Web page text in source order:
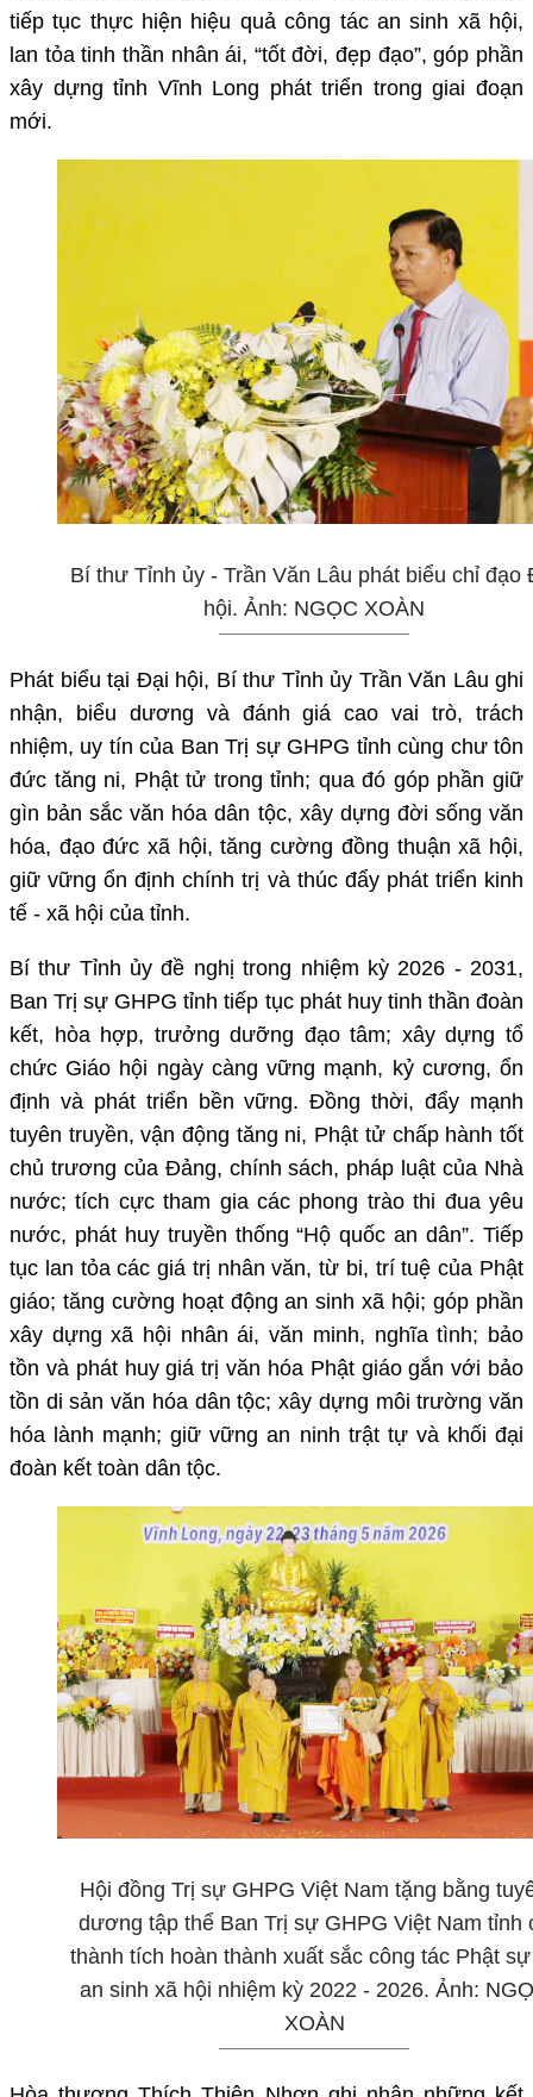
tiếp tục thực hiện hiệu quả công tác an sinh xã hội,
lan tỏa tinh thần nhân ái, “tốt đời, đẹp đạo”, góp phần
xây dựng tỉnh Vĩnh Long phát triển trong giai đoạn
mới.
Bí thư Tỉnh ủy - Trần Văn Lâu phát biểu chỉ đạo
hội. Ảnh: NGỌC XOÀN
Phát biểu tại Đại hội, Bí thư Tỉnh ủy Trần Văn Lâu ghi
nhận, biểu dương và đánh giá cao vai trò, trách
nhiệm, uy tín của Ban Trị sự GHPG tỉnh cùng chư tôn
đức tăng ni, Phật tử trong tỉnh; qua đó góp phần giữ
gìn bản sắc văn hóa dân tộc, xây dựng đời sống văn
hóa, đạo đức xã hội, tăng cường đồng thuận xã hội,
giữ vững ổn định chính trị và thúc đẩy phát triển kinh
tế - xã hội của tỉnh.
Bí thư Tỉnh ủy đề nghị trong nhiệm kỳ 2026 - 2031,
Ban Trị sự GHPG tỉnh tiếp tục phát huy tinh thần đoàn
kết, hòa hợp, trưởng dưỡng đạo tâm; xây dựng tổ
chức Giáo hội ngày càng vững mạnh, kỷ cương, ổn
định và phát triển bền vững. Đồng thời, đẩy mạnh
tuyên truyền, vận động tăng ni, Phật tử chấp hành tốt
chủ trương của Đảng, chính sách, pháp luật của Nhà
nước; tích cực tham gia các phong trào thi đua yêu
nước, phát huy truyền thống “Hộ quốc an dân”. Tiếp
tục lan tỏa các giá trị nhân văn, từ bi, trí tuệ của Phật
giáo; tăng cường hoạt động an sinh xã hội; góp phần
xây dựng xã hội nhân ái, văn minh, nghĩa tình; bảo
tồn và phát huy giá trị văn hóa Phật giáo gắn với bảo
tồn di sản văn hóa dân tộc; xây dựng môi trường văn
hóa lành mạnh; giữ vững an ninh trật tự và khối đại
đoàn kết toàn dân tộc.
Hội đồng Trị sự GHPG Việt Nam tặng bằng
dương tập thể Ban Trị sự GHPG Việt Nam tỉnh
thành tích hoàn thành xuất sắc công tác Phật
an sinh xã hội nhiệm kỳ 2022 - 2026. Ảnh:
XOÀN